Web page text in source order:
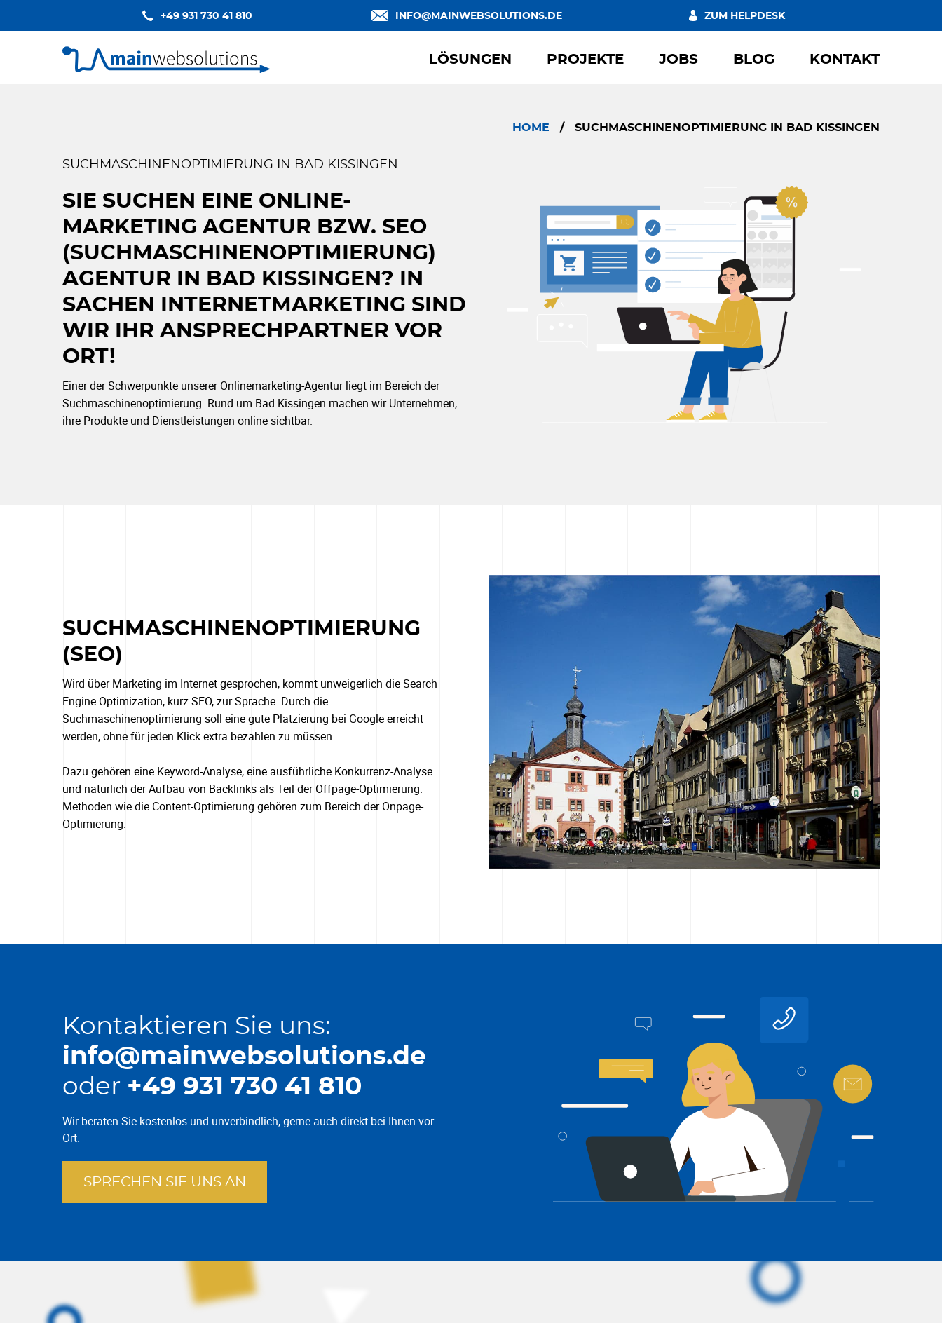
+49 931 730 41 810 INFO@MAINWEBSOLUTIONS.DE ZUM HELPDESK
LÖSUNGEN PROJEKTE JOBS BLOG KONTAKT
SUCHMASCHINENOPTIMIERUNG IN BAD KISSINGEN
SIE SUCHEN EINE ONLINE-
MARKETING AGENTUR BZW. SEO
(SUCHMASCHINENOPTIMIERUNG)
AGENTUR IN BAD KISSINGEN? IN
SACHEN INTERNETMARKETING SIND
WIR IHR ANSPRECHPARTNER VOR
ORT!
Einer der Schwerpunkte unserer Onlinemarketing-Agentur liegt im Bereich der
Suchmaschinenoptimierung. Rund um Bad Kissingen machen wir Unternehmen,
ihre Produkte und Dienstleistungen online sichtbar.
HOME / SUCHMASCHINENOPTIMIERUNG IN BAD KISSINGEN
SUCHMASCHINENOPTIMIERUNG
(SEO)
Wird über Marketing im Internet gesprochen, kommt unweigerlich die Search
Engine Optimization, kurz SEO, zur Sprache. Durch die
Suchmaschinenoptimierung soll eine gute Platzierung bei Google erreicht
werden, ohne für jeden Klick extra bezahlen zu müssen.
Dazu gehören eine Keyword-Analyse, eine ausführliche Konkurrenz-Analyse
und natürlich der Aufbau von Backlinks als Teil der Offpage-Optimierung.
Methoden wie die Content-Optimierung gehören zum Bereich der Onpage-
Optimierung.
Kontaktieren Sie uns:
info@mainwebsolutions.de
oder +49 931 730 41 810
Wir beraten Sie kostenlos und unverbindlich, gerne auch direkt bei Ihnen vor
Ort.
SPRECHEN SIE UNS AN